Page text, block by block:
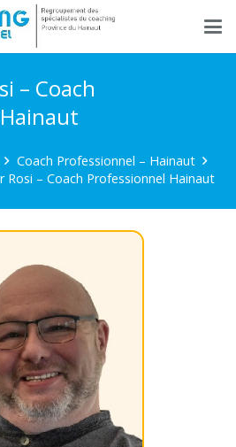
– Coach
Coach Professionnel – Hainaut
Rosi – Coach Professionnel Hainaut